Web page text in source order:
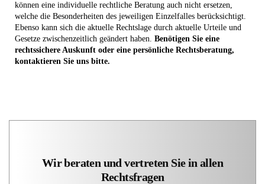
können eine individuelle rechtliche Beratung auch nicht ersetzen,
welche die Besonderheiten des jeweiligen Einzelfalles berücksichtigt.
Ebenso kann sich die aktuelle Rechtslage durch aktuelle Urteile und
Gesetze zwischenzeitlich geändert haben. Benötigen Sie eine
rechtssichere Auskunft oder eine persönliche Rechtsberatung,
kontaktieren Sie uns bitte.
Wir beraten und vertreten Sie in allen
Rechtsfragen